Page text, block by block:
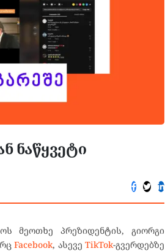
ნაწყვეტი
მეოთხე პრეზიდენტის, გიორგი
Facebook, ასევეTikTok-გვერდებზე